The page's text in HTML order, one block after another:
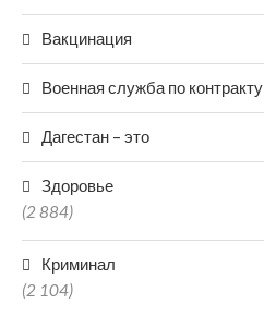
Вакцинация
Военная служба по контракту
Дагестан – это
Здоровье
(2 884)
Криминал
(2 104)